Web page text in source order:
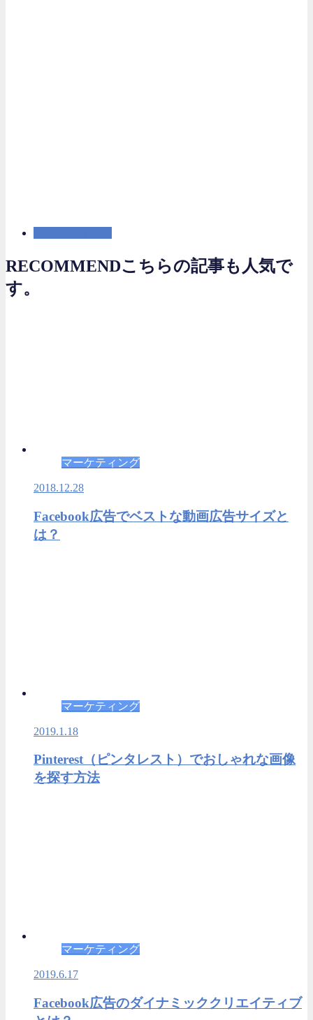
RECOMMENDこちらの記事も人気で
す。
マーケティング
2018.12.28
Facebook広告でベストな動画広告サイズと
は？
マーケティング
2019.1.18
Pinterest（ピンタレスト）でおしゃれな画像
を探す方法
マーケティング
2019.6.17
Facebook広告のダイナミッククリエイティブ